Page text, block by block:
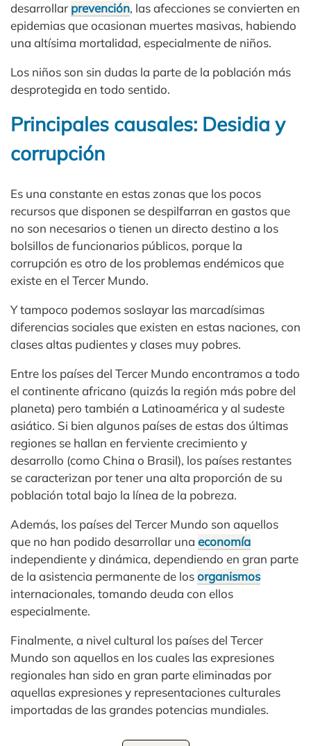
desarrollar prevención, las afecciones se convierten en
epidemias que ocasionan muertes masivas, habiendo
una altísima mortalidad, especialmente de niños.
Los niños son sin dudas la parte de la población más
desprotegida en todo sentido.
Principales causales: Desidia y
corrupción
Es una constante en estas zonas que los pocos
recursos que disponen se despilfarran en gastos que
no son necesarios o tienen un directo destino a los
bolsillos de funcionarios públicos, porque la
corrupción es otro de los problemas endémicos que
existe en el Tercer Mundo.
Y tampoco podemos soslayar las marcadísimas
diferencias sociales que existen en estas naciones, con
clases altas pudientes y clases muy pobres.
Entre los países del Tercer Mundo encontramos a todo
el continente africano (quizás la región más pobre del
planeta) pero también a Latinoamérica y al sudeste
asiático. Si bien algunos países de estas dos últimas
regiones se hallan en ferviente crecimiento y
desarrollo (como China o Brasil), los países restantes
se caracterizan por tener una alta proporción de su
población total bajo la línea de la pobreza.
Además, los países del Tercer Mundo son aquellos
que no han podido desarrollar una economía
independiente y dinámica, dependiendo en gran parte
de la asistencia permanente de losorganismos
internacionales, tomando deuda con ellos
especialmente.
Finalmente, a nivel cultural los países del Tercer
Mundo son aquellos en los cuales las expresiones
regionales han sido en gran parte eliminadas por
aquellas expresiones y representaciones culturales
importadas de las grandes potencias mundiales.